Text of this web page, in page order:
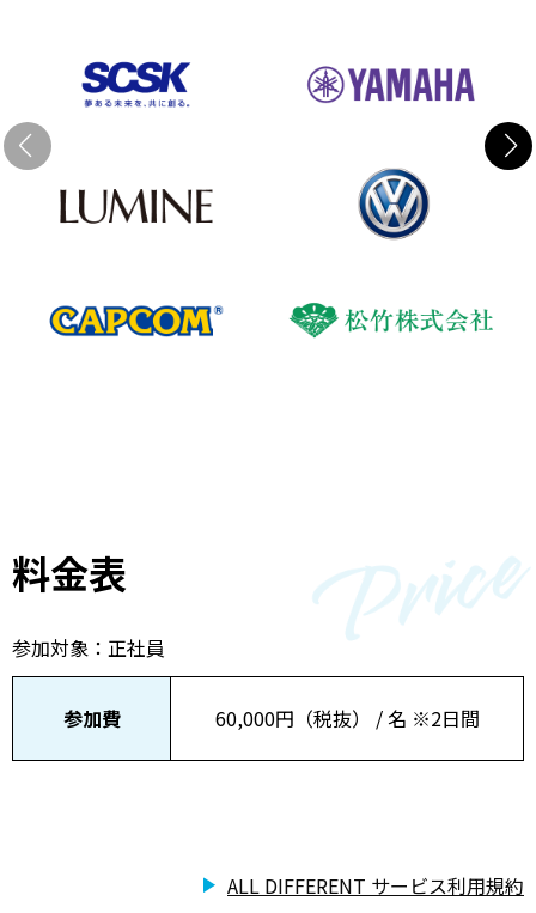
料金表
参加対象：正社員
参加費 60,000円（税抜） / 名 ※2日間
ALL DIFFERENT サービス利用規約